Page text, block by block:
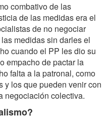
combativo de las
de las medidas era el
de no negociar
medidas sin darles el
cuando el PP les dio su
empacho de pactar la
falta a la patronal, como
y los que pueden venir con
negociación colectiva.